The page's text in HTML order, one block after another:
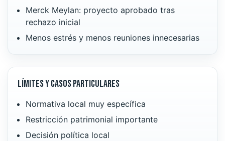
Merck Meylan: proyecto aprobado tras
rechazo inicial
Menos estrés y menos reuniones innecesarias
Límites y casos particulares
Normativa local muy específica
Restricción patrimonial importante
Decisión política local